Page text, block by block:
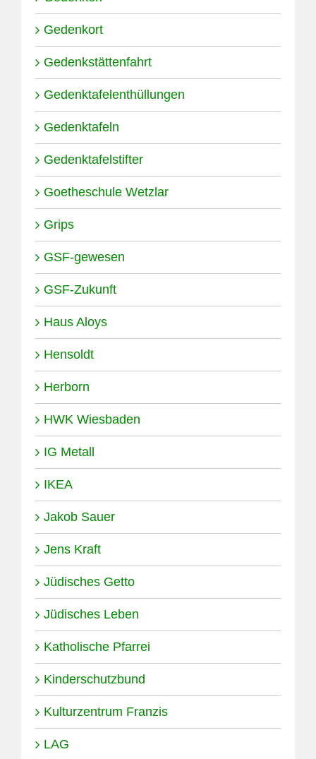
Gedenkort
Gedenkstättenfahrt
Gedenktafelenthüllungen
Gedenktafeln
Gedenktafelstifter
Goetheschule Wetzlar
Grips
GSF-gewesen
GSF-Zukunft
Haus Aloys
Hensoldt
Herborn
HWK Wiesbaden
IG Metall
IKEA
Jakob Sauer
Jens Kraft
Jüdisches Getto
Jüdisches Leben
Katholische Pfarrei
Kinderschutzbund
Kulturzentrum Franzis
LAG